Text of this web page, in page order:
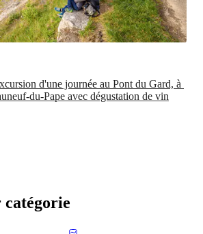
d'une journée au Pont du Gard, à
du-Pape avec dégustation de vin